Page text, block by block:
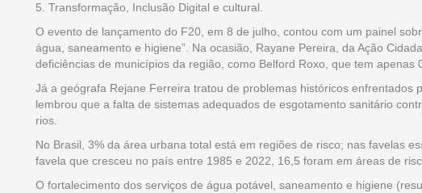
5. Transformação, Inclusão Digital e cultural.
O evento de lançamento do F20, em 8 de julho, contou com um painel
água, saneamento e higiene”. Na ocasião, Rayane Pereira, da Ação
deficiências de municípios da região, como Belford Roxo, que tem apenas
Já a geógrafa Rejane Ferreira tratou de problemas históricos enfrentados
lembrou que a falta de sistemas adequados de esgotamento sanitário
rios.
No Brasil, 3% da área urbana total está em regiões de risco; nas favelas
favela que cresceu no país entre 1985 e 2022, 16,5 foram em áreas de
O fortalecimento dos serviços de água potável, saneamento e higiene